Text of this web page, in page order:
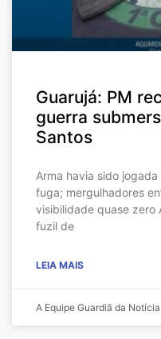
Guarujá: PM
guerra
Santos
Arma havia sido
fuga; mergulhadores
visibilidade quase zero
fuzil de
LEIA MAIS
A Equipe Guardiã da Notícia